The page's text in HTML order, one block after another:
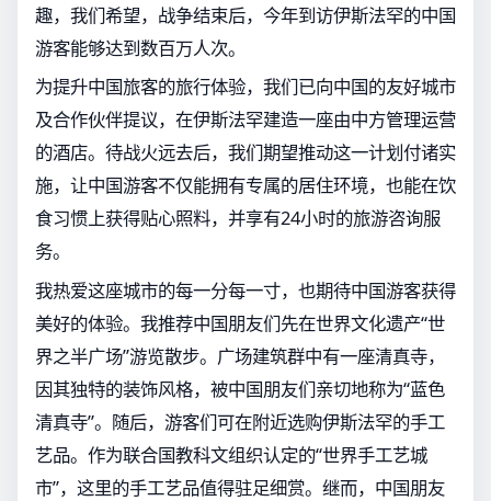
趣，我们希望，战争结束后，今年到访伊斯法罕的中国
游客能够达到数百万人次。
为提升中国旅客的旅行体验，我们已向中国的友好城市
及合作伙伴提议，在伊斯法罕建造一座由中方管理运营
的酒店。待战火远去后，我们期望推动这一计划付诸实
施，让中国游客不仅能拥有专属的居住环境，也能在饮
食习惯上获得贴心照料，并享有24小时的旅游咨询服
务。
我热爱这座城市的每一分每一寸，也期待中国游客获得
美好的体验。我推荐中国朋友们先在世界文化遗产“世
界之半广场”游览散步。广场建筑群中有一座清真寺，
因其独特的装饰风格，被中国朋友们亲切地称为“蓝色
清真寺”。随后，游客们可在附近选购伊斯法罕的手工
艺品。作为联合国教科文组织认定的“世界手工艺城
市”，这里的手工艺品值得驻足细赏。继而，中国朋友